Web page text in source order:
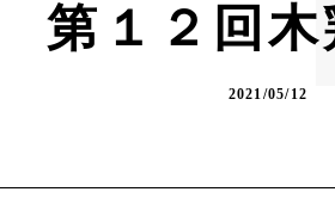
第１２回木
2021/05/12